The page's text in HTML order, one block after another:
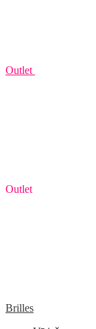
Outlet
Outlet
Brilles